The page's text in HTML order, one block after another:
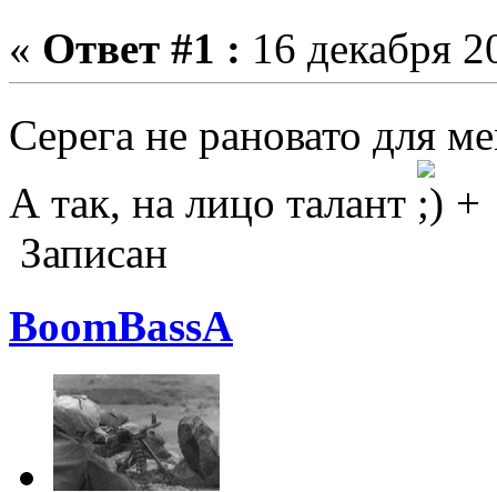
« Ответ #1 : 16 декабря
Серега не рановато для
А так, на лицо талант
Записан
BoomBassA